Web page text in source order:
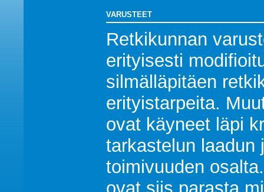
VARUSTEET
Retkikunnan
erityisesti
silmälläpitäen
erityistarpeita.
ovat käyneet läpi
tarkastelun laadun
toimivuuden